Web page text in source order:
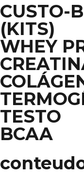
CUSTO-
(KITS)
WHEY
TESTO
BCAA